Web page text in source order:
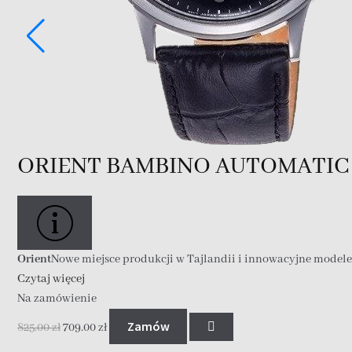
ORIENT BAMBINO
OrientNowe miejsce produkcji w Tajlandii i innowacyjne
Czytaj więcej
Na zamówienie
825.00zł709.00zł Zamów